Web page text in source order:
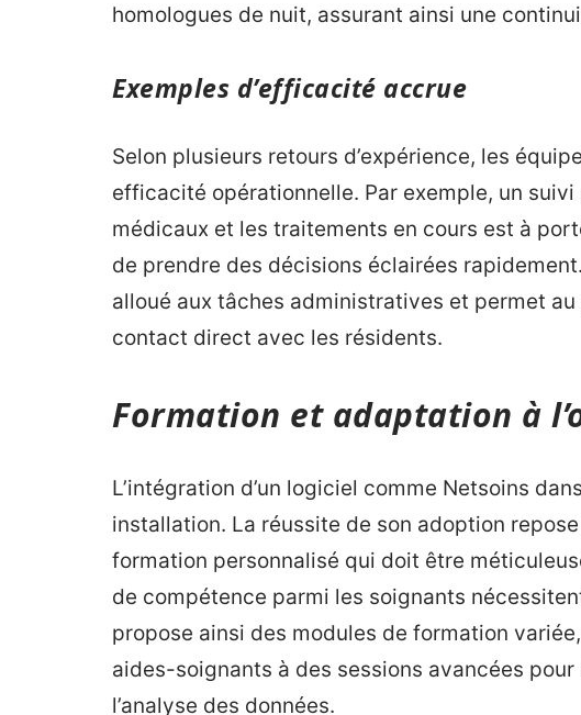
homologues de nuit, assurant ainsi une
Exemples d’efficacité accrue
Selon plusieurs retours d’expérience, les
efficacité opérationnelle. Par exemple, un
médicaux et les traitements en cours est à
de prendre des décisions éclairées
alloué aux tâches administratives et permet
contact direct avec les résidents.
Formation et adaptation à
L’intégration d’un logiciel comme Netsoins
installation. La réussite de son adoption
formation personnalisé qui doit être
de compétence parmi les soignants
propose ainsi des modules de formation
aides-soignants à des sessions avancées
l’analyse des données.